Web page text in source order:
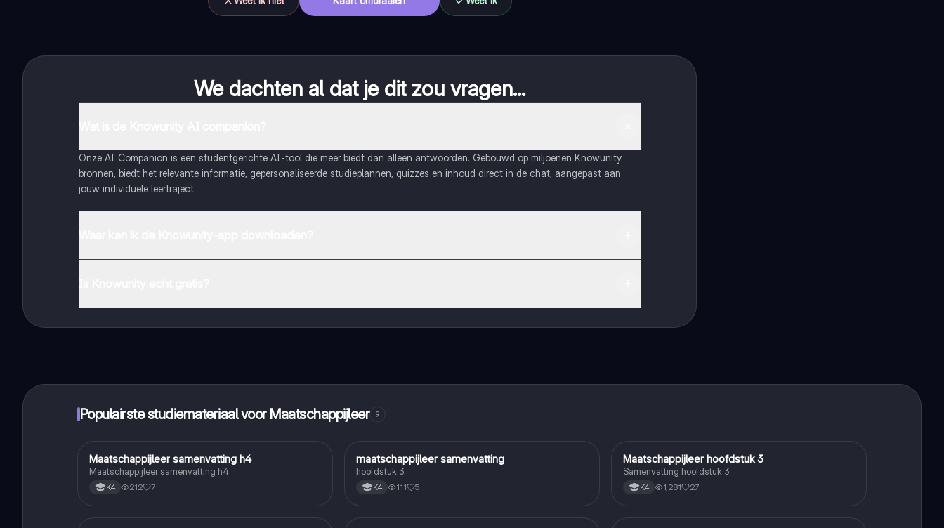
We dachten al dat je dit zou vragen...
Onze AI Companion is een studentgerichte AI-tool die meer biedt dan alleen antwoorden. Gebouwd op miljoenen Knowunity
bronnen, biedt het relevante informatie, gepersonaliseerde studieplannen, quizzes en inhoud direct in de chat, aangepast aan
jouw individuele leertraject.
handbereik!
Populairste studiemateriaal voor Maatschappijleer 9
Maatschappijleer
Maatschappijleer samenvatting h4
Maatschappijleer samenvatting h4
K4 212 7
Maatschappijleer
maatschappijleer samenvatting
hoofdstuk 3
K4 111 5
Maatschappijleer
Maatschappijleer hoofdstuk 3
Samenvatting hoofdstuk 3
K4 1,281 27